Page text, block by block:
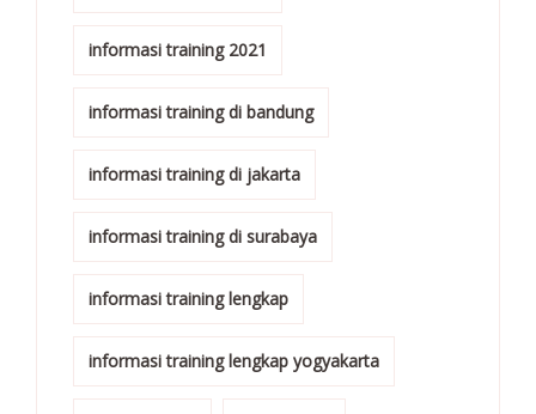
informasi training 2021
informasi training di bandung
informasi training di jakarta
informasi training di surabaya
informasi training lengkap
informasi training lengkap yogyakarta